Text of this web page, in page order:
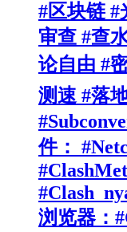
#区块链 #
审查 #查
论自由 #
测速 #落
件：
浏览器：